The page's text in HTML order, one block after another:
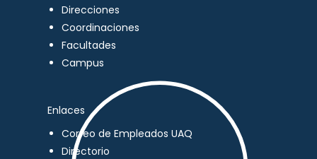
Direcciones
Coordinaciones
Facultades
Campus
Enlaces
Correo de Empleados UAQ
Directorio